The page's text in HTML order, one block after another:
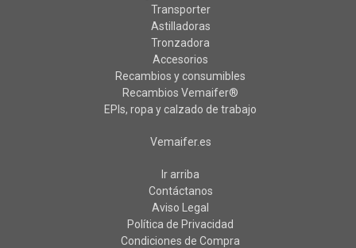
Transporter
Astilladoras
Tronzadora
Accesorios
Recambios y consumibles
Recambios Vemaifer®
EPIs, ropa y calzado de trabajo
Vemaifer.es
Ir arriba
Contáctanos
Aviso Legal
Política de Privacidad
Condiciones de Compra